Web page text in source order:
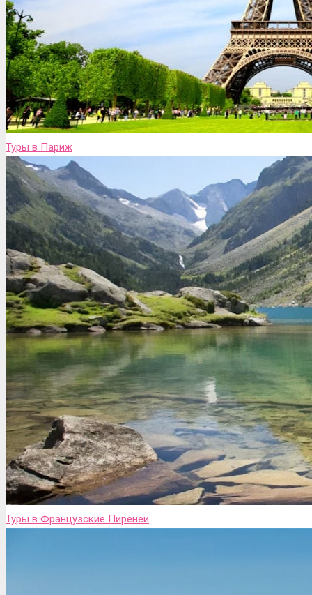
Туры в Париж
Туры в Французские Пиренеи